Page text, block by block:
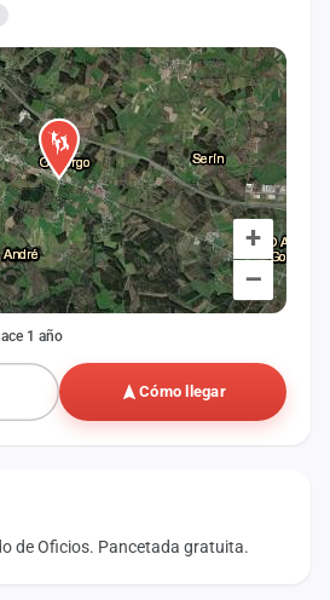
+
–
1 año
Cómo llegar
de Oficios. Pancetada gratuita.